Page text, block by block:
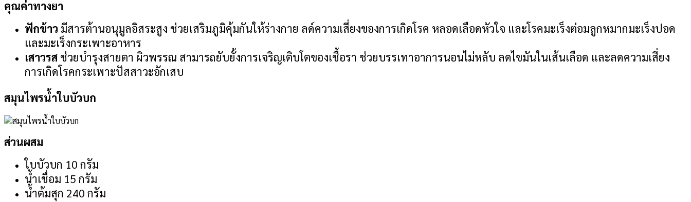
คุณค่าทางยา
ฟักข้าว มีสารต้านอนุมูลอิสระสูง ช่วยเสริมภูมิคุ้มกันให้ร่างกาย ลด์ความเสี่ยงของการเกิดโรค หลอดเลือดหัวใจ และโรคมะเร็งต่อมลูกหมากมะเร็งปอด
และมะเร็งกระเพาะอาหาร
เสาวรส ช่วยบำรุงสายตา ผิวพรรณ สามารถยับยั้งการเจริญเติบโตของเชื้อรา ช่วยบรรเทาอาการนอนไม่หลับ ลดไขมันในเส้นเลือด และลดความเสี่ยง
การเกิดโรคกระเพาะปัสสาวะอักเสบ
สมุนไพรน้ำใบบัวบก
ส่วนผสม
ใบบัวบก 10 กรัม
น้ำเชื่อม 15 กรัม
น้ำต้มสุก 240 กรัม